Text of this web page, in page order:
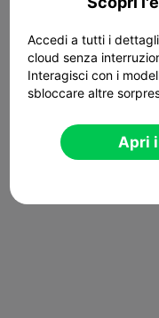
Accedi a tutti i
cloud senza
Interagisci con i
sbloccare altre
Apri